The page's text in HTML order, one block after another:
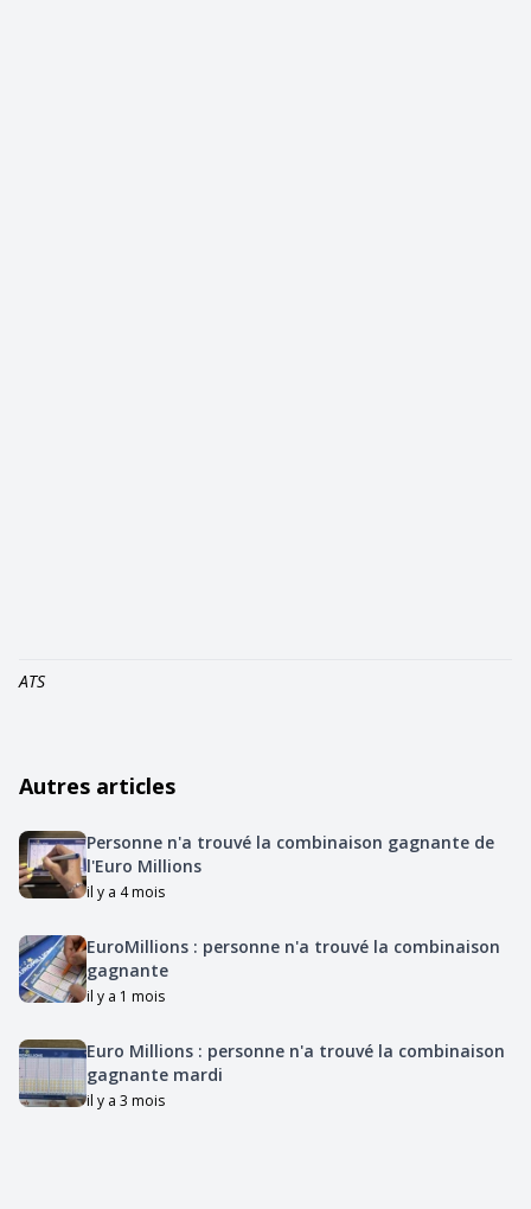
ATS
Autres articles
Personne n'a trouvé la combinaison gagnante de
l'Euro Millions
il y a 4 mois
EuroMillions : personne n'a trouvé la combinaison
gagnante
il y a 1 mois
Euro Millions : personne n'a trouvé la combinaison
gagnante mardi
il y a 3 mois